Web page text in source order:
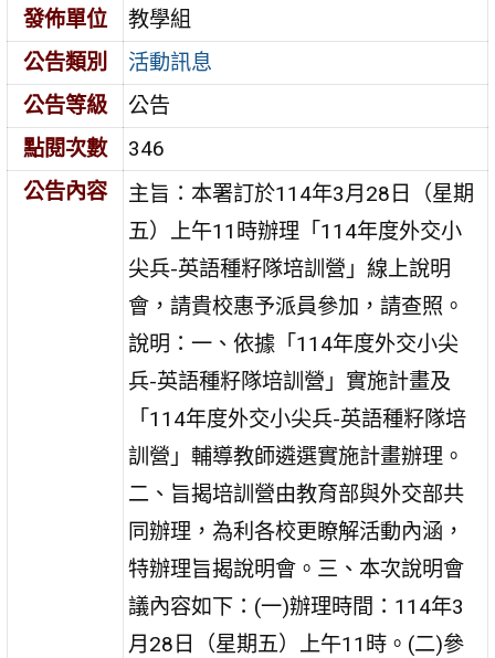
發佈單位
教學組
公告類別
活動訊息
公告等級
公告
點閱次數
346
公告內容
主旨：本署訂於114年3月28日（星期
五）上午11時辦理「114年度外交小
尖兵-英語種籽隊培訓營」線上說明
會，請貴校惠予派員參加，請查照。
說明：一、依據「114年度外交小尖
兵-英語種籽隊培訓營」實施計畫及
「114年度外交小尖兵-英語種籽隊培
訓營」輔導教師遴選實施計畫辦理。
二、旨揭培訓營由教育部與外交部共
同辦理，為利各校更瞭解活動內涵，
特辦理旨揭說明會。三、本次說明會
議內容如下：(一)辦理時間：114年3
月28日（星期五）上午11時。(二)參